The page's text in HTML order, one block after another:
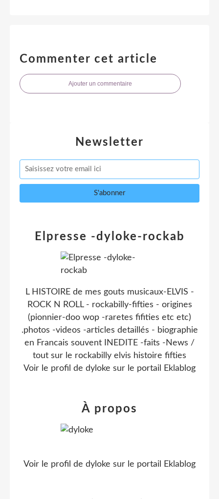
Commenter cet article
Ajouter un commentaire
Newsletter
Elpresse -dyloke-rockab
L HISTOIRE de mes gouts musicaux-ELVIS -
ROCK N ROLL - rockabilly-fifties - origines
(pionnier-doo wop -raretes fifities etc etc)
.photos -videos -articles detaillés - biographie
en Francais souvent INEDITE -faits -News /
tout sur le rockabilly elvis histoire fifties
Voir le profil de dyloke sur le portail Eklablog
À propos
Voir le profil de dyloke sur le portail Eklablog